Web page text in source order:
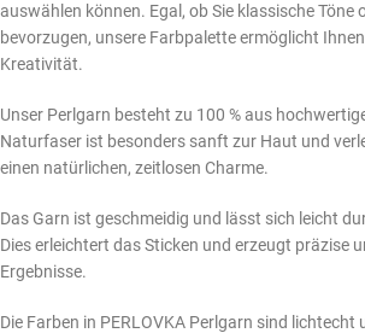
auswählen können. Egal, ob Sie klassische Töne
bevorzugen, unsere Farbpalette ermöglicht
Kreativität.
Unser Perlgarn besteht zu 100 % aus
Naturfaser ist besonders sanft zur Haut und
einen natürlichen, zeitlosen Charme.
Das Garn ist geschmeidig und lässt sich leicht
Dies erleichtert das Sticken und erzeugt präzise
Ergebnisse.
Die Farben in PERLOVKA Perlgarn sind lichtecht